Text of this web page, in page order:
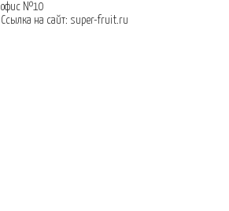
офис №10
Ссылка на сайт: super-fruit.ru